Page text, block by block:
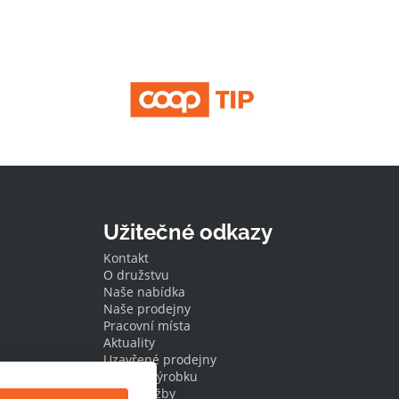
Užitečné odkazy
Kontakt
O družstvu
Naše nabídka
Naše prodejny
Pracovní místa
Aktuality
Uzavřené prodejny
Stažení výrobku
Naše služby